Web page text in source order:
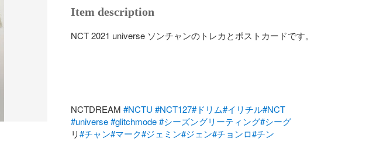
Item description
NCT 2021 universe ソンチャンのトレカとポストカードです。
NCTDREAM #NCTU #NCT127#ドリム#イリチル#NCT
#universe #glitchmode #シーズングリーティング#シーグ
リ#チャン#マーク#ジェミン#ジェン#チョンロ#チン